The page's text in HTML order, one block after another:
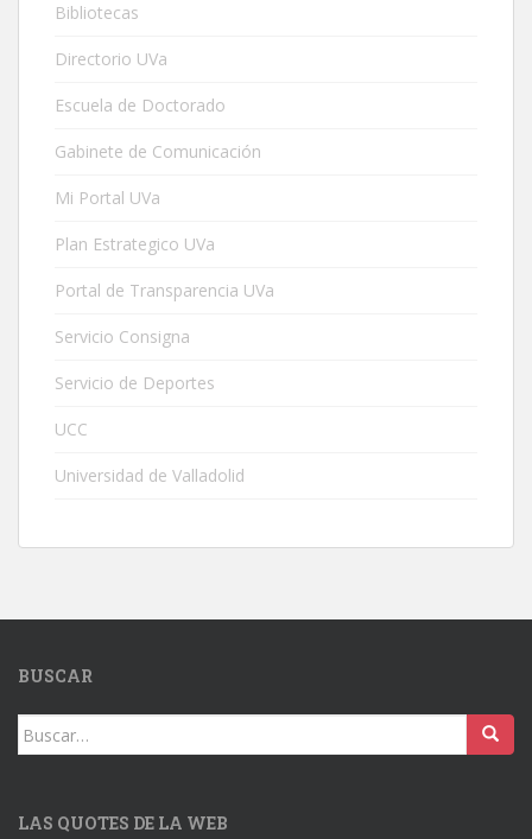
Bibliotecas
Directorio UVa
Escuela de Doctorado
Gabinete de Comunicación
Mi Portal UVa
Plan Estrategico UVa
Portal de Transparencia UVa
Servicio Consigna
Servicio de Deportes
UCC
Universidad de Valladolid
BUSCAR
Buscar:
LAS QUOTES DE LA WEB